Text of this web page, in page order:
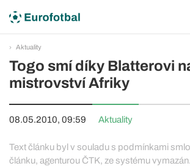
Aktuality
Togo smí díky Blatterovi
mistrovství Afriky
08.05.2010, 09:59 Aktuality
Text článku byl v souladu s podmínkami
článku, agenturou ČTK, ze systému vymazán.